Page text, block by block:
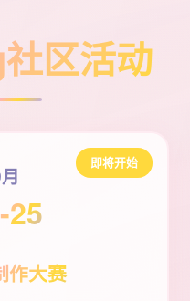
区活动
即将开始
25
作大赛